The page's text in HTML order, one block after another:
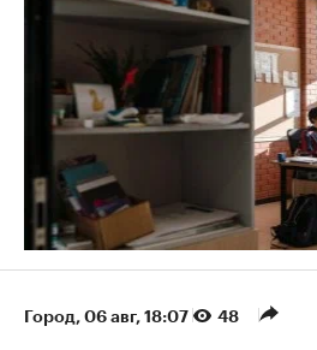
Город⁠, 06 авг, 18:07 48